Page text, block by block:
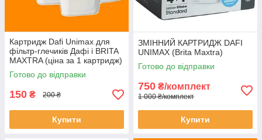
Картридж Dafi Unimax для
фільтр-глечиків Дафі і BRITA
MAXTRA (ціна за 1 картридж)
Готово до відправки
150 ₴ 200 ₴
Купити
ЗМІННИЙ КАРТРИДЖ DAFI
UNIMAX (Brita Maxtra)
Готово до відправки
750 ₴/комплект
1 000 ₴/комплект
Купити